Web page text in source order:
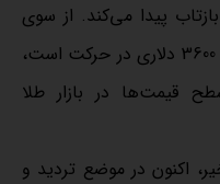
پیدا می‌کند. از سوی
دیگر، اونس جهانی طلا که در کانال 3600 دلاری در حرکت است،
قیمت‌ها در بازار طلا
اکنون در موضع تردید و